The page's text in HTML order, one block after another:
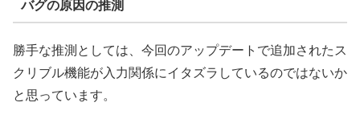
バグの原因の推測
勝手な推測としては、今回のアップデートで追加されたス
クリブル機能が入力関係にイタズラしているのではないか
と思っています。